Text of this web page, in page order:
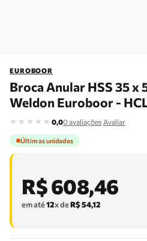
EUROBOOR
Broca Anular HSS 35 x
Weldon Euroboor -
★ ★ ★ ★ ★ 0,00 avaliações·Avaliar
Últimas unidades
R$608,46
em até12x deR$54,12